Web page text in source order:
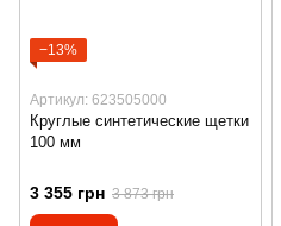
−13%
Артикул: 623505000
Круглые синтетические щетки
100 мм
3 355 грн 3 873 грн